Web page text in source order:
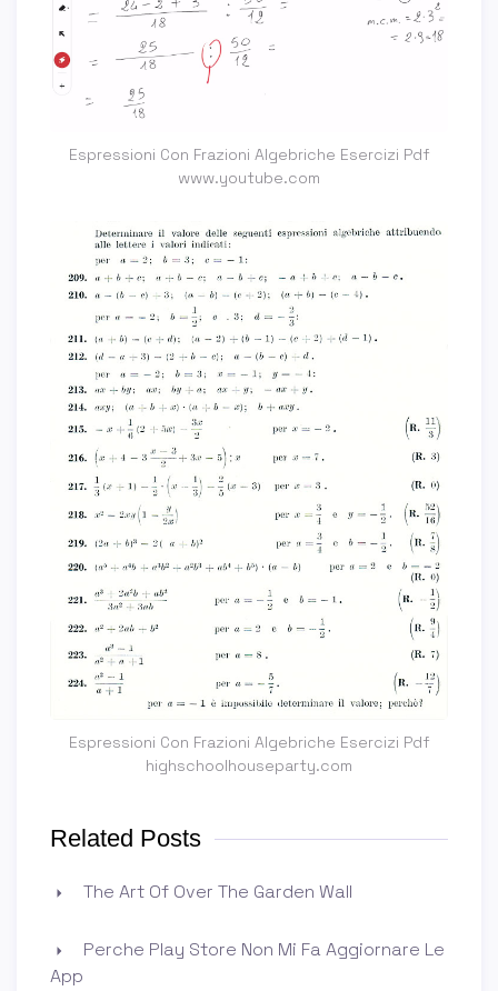
Espressioni Con Frazioni Algebriche Esercizi Pdf
www.youtube.com
Espressioni Con Frazioni Algebriche Esercizi Pdf
highschoolhouseparty.com
Related Posts
The Art Of Over The Garden Wall
Perche Play Store Non Mi Fa Aggiornare Le
App